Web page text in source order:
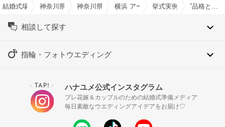
結婚式場を探すならハナユメ
神奈川県の結婚式場一覧神奈川県横浜市の結婚式場一覧
横浜 アートグレイス ポートサイドヴ
挙式実例
相談して探す
指輪・フォトウエディング
＼ TAP! ／ ハナユメ公式インスタグラム
プレ花嫁＆カップルのための結婚式準備メディア
毎日素敵なウエディングアイデアをお届け♡